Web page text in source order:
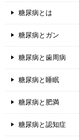
糖尿病とは
糖尿病とガン
糖尿病と歯周病
糖尿病と睡眠
糖尿病と肥満
糖尿病と認知症